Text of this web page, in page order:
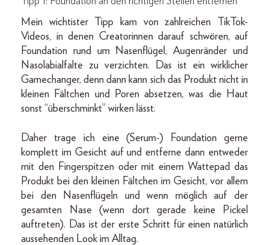
Mein wichtister Tipp kam von zahlreichen TikTok-
Videos, in denen Creatorinnen darauf schwören, auf
Foundation rund um Nasenflügel, Augenränder und
Nasolabialfalte zu verzichten. Das ist ein wirklicher
Gamechanger, denn dann kann sich das Produkt nicht in
kleinen Fältchen und Poren absetzen, was die Haut
sonst “überschminkt” wirken lässt.
Daher trage ich eine (Serum-) Foundation gerne
komplett im Gesicht auf und entferne dann entweder
mit den Fingerspitzen oder mit einem Wattepad das
Produkt bei den kleinen Fältchen im Gesicht, vor allem
bei den Nasenflügeln und wenn möglich auf der
gesamten Nase (wenn dort gerade keine Pickel
auftreten). Das ist der erste Schritt für einen natürlich
aussehenden Look im Alltag.